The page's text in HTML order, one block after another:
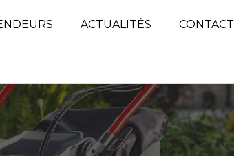
ACTUALITÉS CONTACT